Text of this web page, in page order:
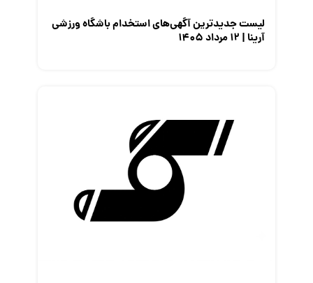
لیست جدیدترین آگهی‌های استخدام باشگاه ورزشی
آرینا | ۱۲ مرداد ۱۴۰۵